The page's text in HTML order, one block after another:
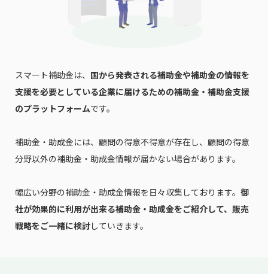
スマート補助金は、 国から発表される補助金や補助金の情報を
支援を必要としている企業に届けるための補助金・補助金支援
のプラットフォームです。
補助金・助成金には、顧問の得意不得意が存在し、顧問の得意
分野以外の補助金・助成金情報が届かない場合があります。
幅広い分野の補助金・助成金情報を日々収集しております。 御
社が効果的に利用が出来る補助金・助成金をご紹介して、販売
戦略をご一緒に検討していきます。